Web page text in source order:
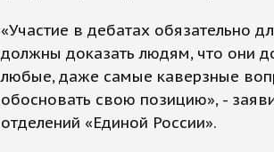
«Участие в дебатах обязательно
должны доказать людям, что они
любые, даже самые каверзные
обосновать свою позицию», -
отделений «Единой России».